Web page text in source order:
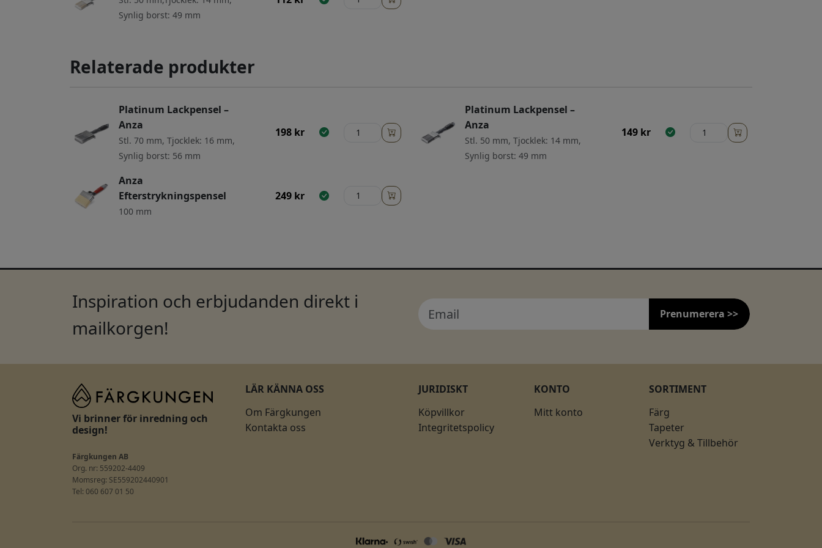
Synlig borst: 49 mm
Relaterade produkter
Platinum Lackpensel –
Anza
Stl. 70 mm, Tjocklek: 16 mm,
Synlig borst: 56 mm
198 kr
Anza
Efterstrykningspensel
100 mm
249 kr
Platinum Lackpensel –
Anza
Stl. 50 mm, Tjocklek: 14 mm,
Synlig borst: 49 mm
149 kr
Inspiration och erbjudanden direkt i
mailkorgen!
Prenumerera >>
Vi brinner för inredning och
design!
Färgkungen AB
Org. nr: 559202-4409
Momsreg: SE559202440901
Tel: 060 607 01 50
LÄR KÄNNA OSS
Om Färgkungen
Kontakta oss
JURIDISKT
Köpvillkor
Integritetspolicy
KONTO
Mitt konto
SORTIMENT
Färg
Tapeter
Verktyg & Tillbehör